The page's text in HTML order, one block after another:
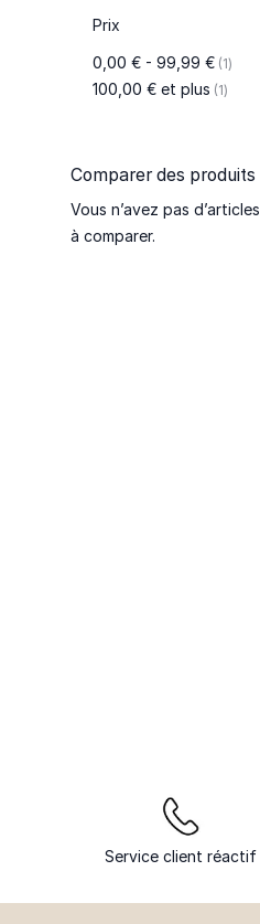
Prix
0,00 €- 99,99 € 1article
100,00 €et plus 1article
Comparer des produits
Vous n’avez pas d’articles
à comparer.
Service client réactif